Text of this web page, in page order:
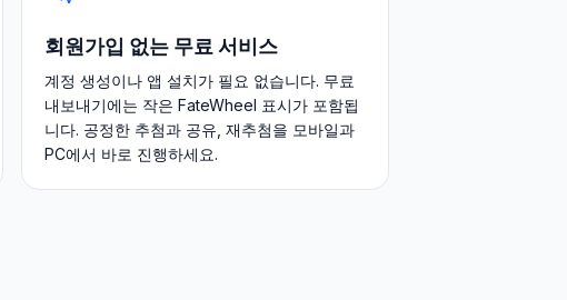
회원가입 없는 무료 서비스
계정 생성이나 앱 설치가 필요 없습니다. 무료
내보내기에는 작은 FateWheel 표시가 포함됩
니다. 공정한 추첨과 공유, 재추첨을 모바일과
PC에서 바로 진행하세요.